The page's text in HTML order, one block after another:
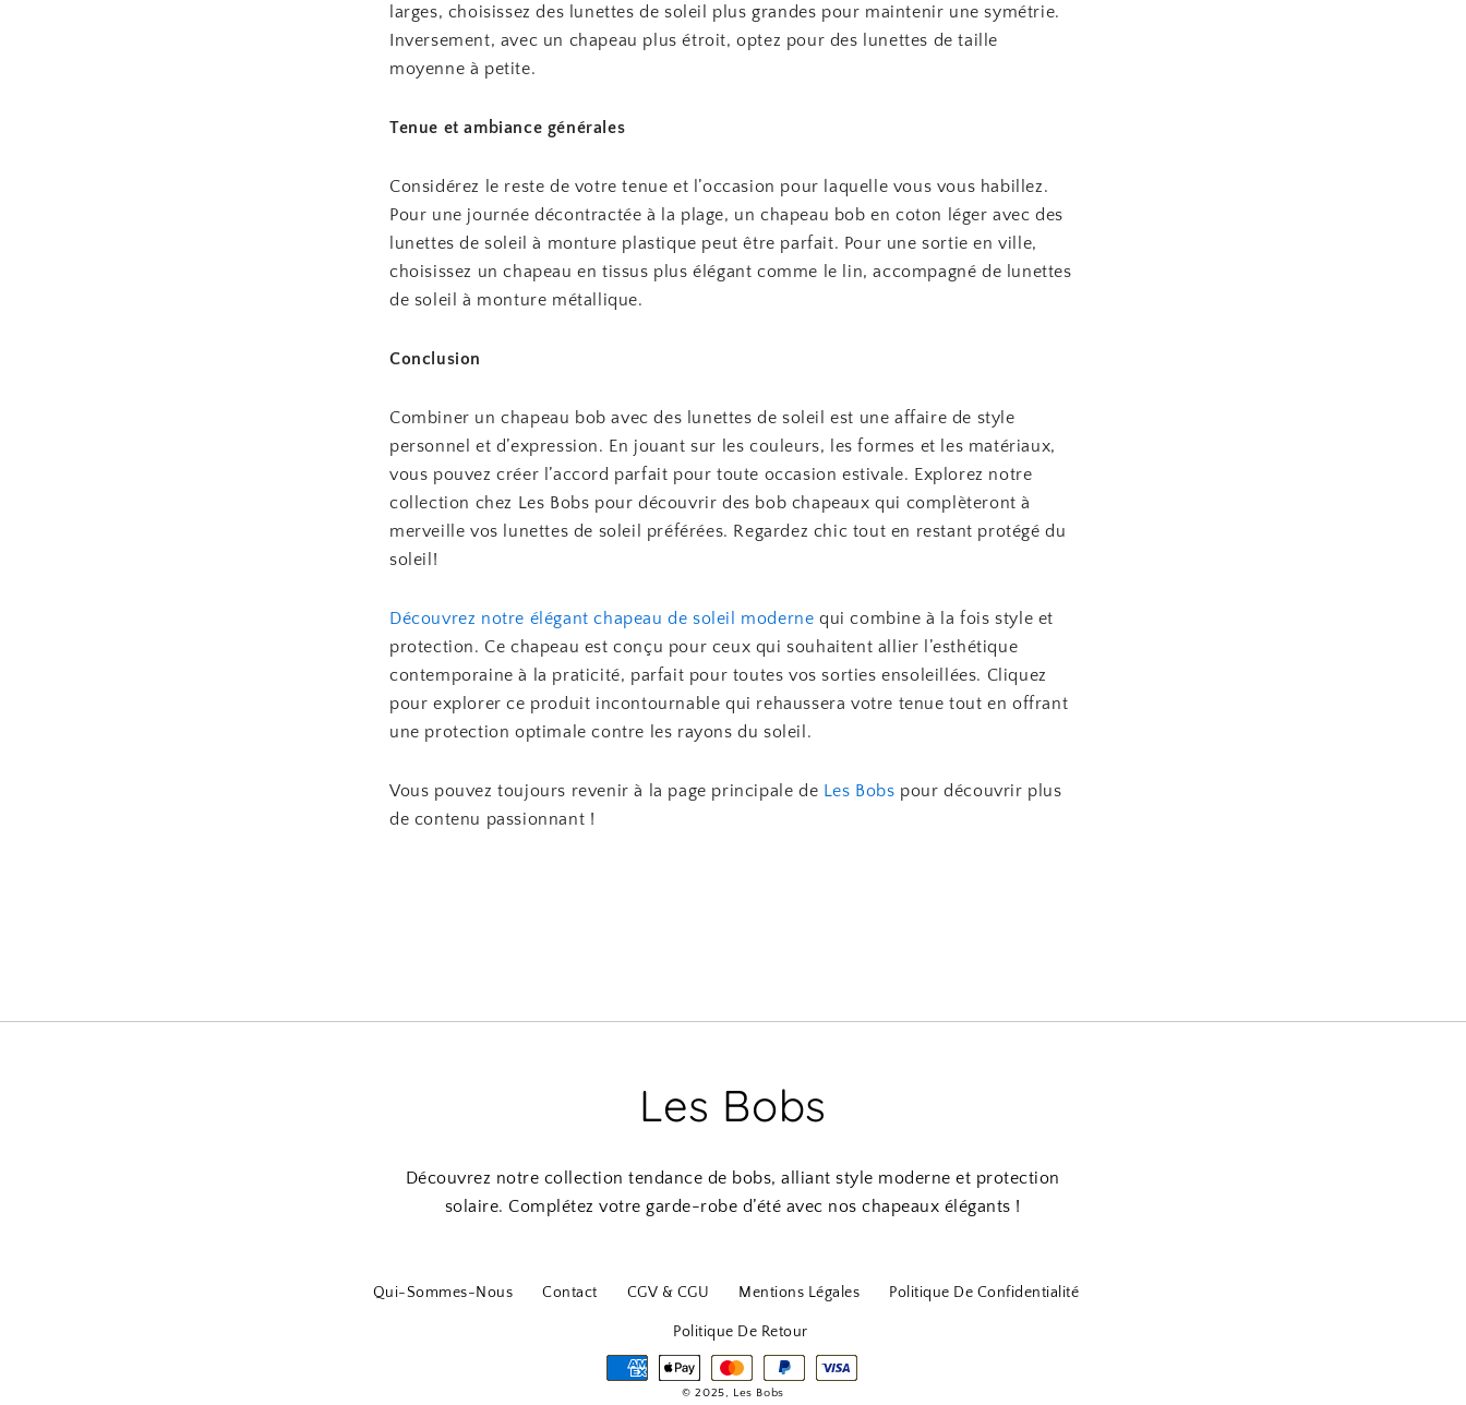
larges, choisissez des lunettes de soleil plus grandes pour maintenir une symétrie.
Inversement, avec un chapeau plus étroit, optez pour des lunettes de taille
moyenne à petite.
Tenue et ambiance générales
Considérez le reste de votre tenue et l’occasion pour laquelle vous vous habillez.
Pour une journée décontractée à la plage, un chapeau bob en coton léger avec des
lunettes de soleil à monture plastique peut être parfait. Pour une sortie en ville,
choisissez un chapeau en tissus plus élégant comme le lin, accompagné de lunettes
de soleil à monture métallique.
Conclusion
Combiner un chapeau bob avec des lunettes de soleil est une affaire de style
personnel et d’expression. En jouant sur les couleurs, les formes et les matériaux,
vous pouvez créer l’accord parfait pour toute occasion estivale. Explorez notre
collection chez Les Bobs pour découvrir des bob chapeaux qui complèteront à
merveille vos lunettes de soleil préférées. Regardez chic tout en restant protégé du
soleil!
Découvrez notre élégant chapeau de soleil moderne qui combine à la fois style et
protection. Ce chapeau est conçu pour ceux qui souhaitent allier l’esthétique
contemporaine à la praticité, parfait pour toutes vos sorties ensoleillées. Cliquez
pour explorer ce produit incontournable qui rehaussera votre tenue tout en offrant
une protection optimale contre les rayons du soleil.
Vous pouvez toujours revenir à la page principale de Les Bobs pour découvrir plus
de contenu passionnant !
Les Bobs
Découvrez notre collection tendance de bobs, alliant style moderne et protection
solaire. Complétez votre garde-robe d’été avec nos chapeaux élégants !
Qui-Sommes-Nous Contact CGV & CGU Mentions Légales Politique De Confidentialité
Politique De Retour
© 2025, Les Bobs